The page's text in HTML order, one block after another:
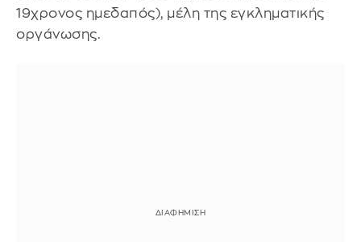
19χρονος ημεδαπός), μέλη της εγκληματικής
οργάνωσης.